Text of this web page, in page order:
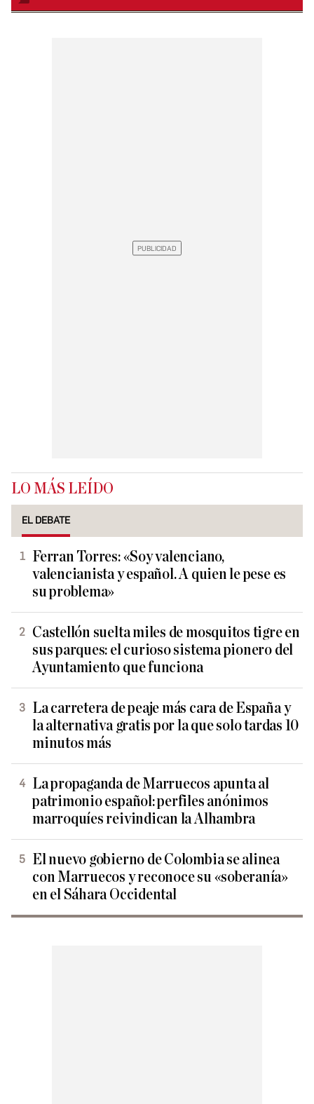
LO MÁS LEÍDO
EL DEBATE
Ferran Torres: «Soy valenciano,
valencianista y español. A quien le pese es
su problema»
Castellón suelta miles de mosquitos tigre en
sus parques: el curioso sistema pionero del
Ayuntamiento que funciona
La carretera de peaje más cara de España y
la alternativa gratis por la que solo tardas 10
minutos más
La propaganda de Marruecos apunta al
patrimonio español: perfiles anónimos
marroquíes reivindican la Alhambra
El nuevo gobierno de Colombia se alinea
con Marruecos y reconoce su «soberanía»
en el Sáhara Occidental